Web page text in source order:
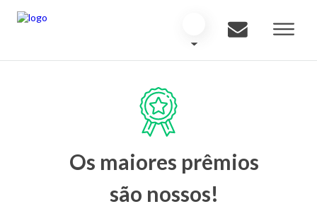
Os maiores prêmios
são nossos!